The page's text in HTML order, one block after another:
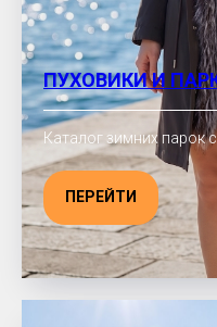
ПУХОВИКИ И
Каталог зимних парок
ПЕРЕЙТИ